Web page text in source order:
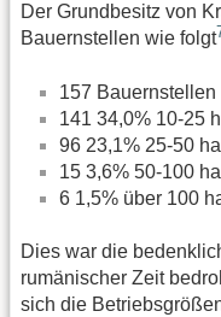
Der Grundbesitz von
Bauernstellen wie folgt
157
141 34,0% 10-25
96 23,1% 25-50
15 3,6% 50-100
6 1,5% über 100
Dies war die
rumänischer Zeit
sich die